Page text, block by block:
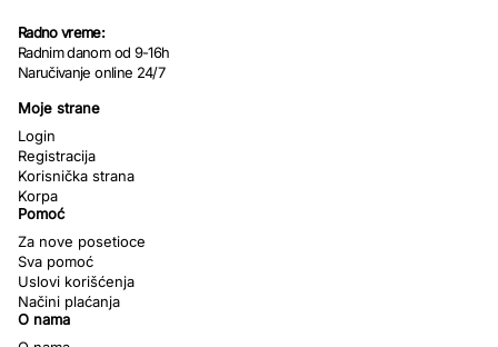
Radno vreme:
Radnim danom od 9-16h
Naručivanje online 24/7
Moje strane
Login
Registracija
Korisnička strana
Korpa
Pomoć
Za nove posetioce
Sva pomoć
Uslovi korišćenja
Načini plaćanja
O nama